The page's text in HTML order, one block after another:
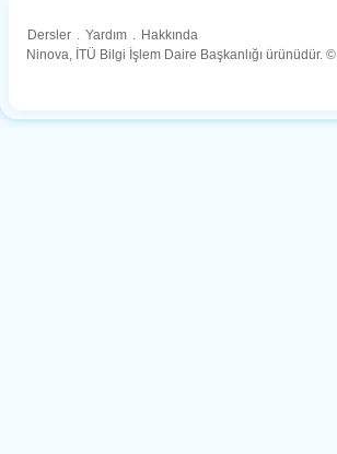
Dersler . Yardım . Hakkında
Ninova, İTÜ Bilgi İşlem Daire Başkanlığı ürünüdür.